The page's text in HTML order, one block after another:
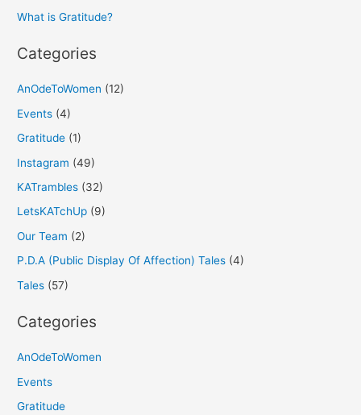
What is Gratitude?
Categories
AnOdeToWomen (12)
Events (4)
Gratitude (1)
Instagram (49)
KATrambles (32)
LetsKATchUp (9)
Our Team (2)
P.D.A (Public Display Of Affection) Tales (4)
Tales (57)
Categories
AnOdeToWomen
Events
Gratitude